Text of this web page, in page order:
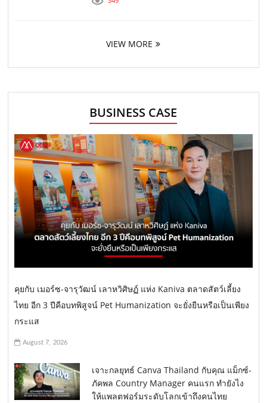
VIEW MORE
BUSINESS CASE
คุยกับ เมอร์ซ-จารุวัฒน์ เลาหวิศิษฏ์ แห่ง Kaniva ตลาดสัตว์เลี้ยง
ไทย อีก 3 ปีคือบทพิสูจน์ Pet Humanization จะยั่งยืนหรือเป็นเพียง
กระแส
August 7, 2026
เจาะกลยุทธ์ Canva Thailand กับคุณ แม็กซ์-
ภัคพล Country Manager คนแรก ทำยังไง
ให้แพลตฟอร์มระดับโลกเข้าถึงคนไทย